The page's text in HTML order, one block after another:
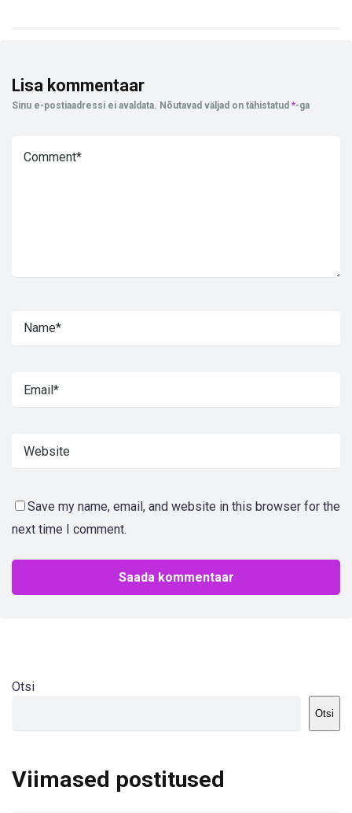
Lisa kommentaar
Sinu e-postiaadressi ei avaldata. Nõutavad väljad on tähistatud *-ga
Save my name, email, and website in this browser for the
next time I comment.
Otsi
Otsi
Viimased postitused